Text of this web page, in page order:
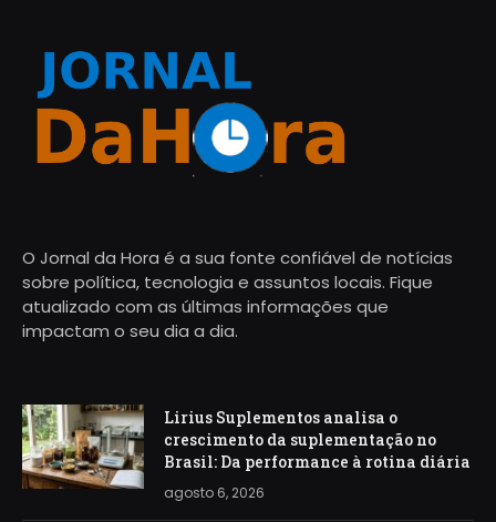
O Jornal da Hora é a sua fonte confiável de notícias
sobre política, tecnologia e assuntos locais. Fique
atualizado com as últimas informações que
impactam o seu dia a dia.
Lirius Suplementos analisa o
crescimento da suplementação no
Brasil: Da performance à rotina diária
agosto 6, 2026